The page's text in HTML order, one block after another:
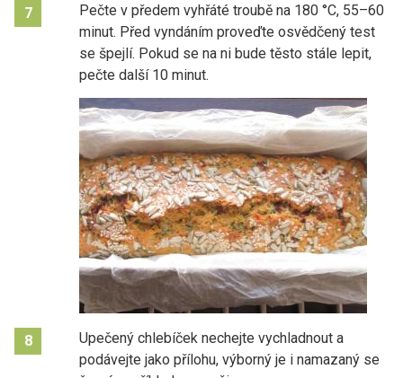
7 Pečte v předem vyhřáté troubě na 180 °C, 55–60
minut. Před vyndáním proveďte osvědčený test
se špejlí. Pokud se na ni bude těsto stále lepit,
pečte další 10 minut.
8
Upečený chlebíček nechejte vychladnout a
podávejte jako přílohu, výborný je i namazaný se